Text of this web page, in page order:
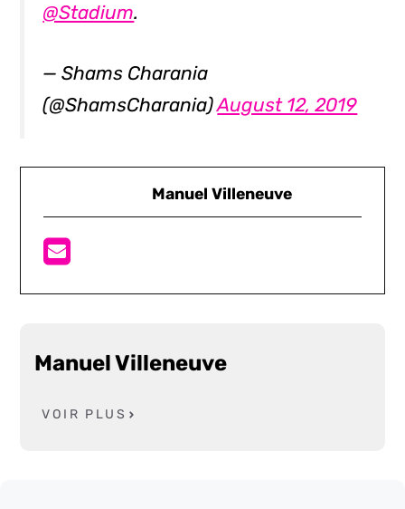
@Stadium.
— Shams Charania
(@ShamsCharania)August 12, 2019
Manuel Villeneuve
Manuel Villeneuve
VOIR PLUS